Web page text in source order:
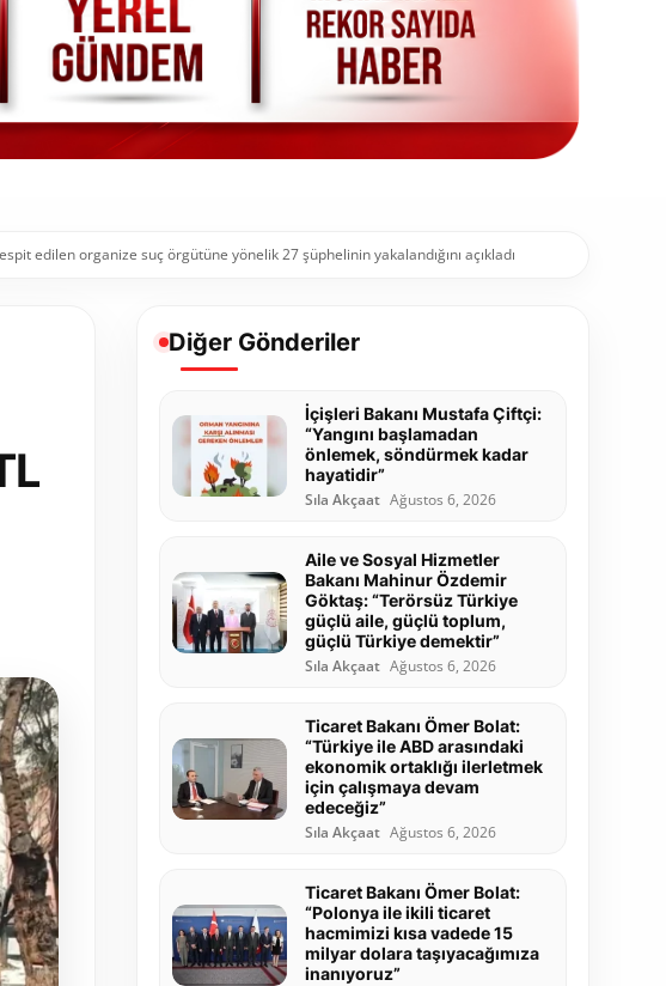
edilen organize suç örgütüne yönelik 27 şüphelinin yakalandığını açıkladı
Diğer Gönderiler
İçişleri Bakanı Mustafa Çiftçi:
“Yangını başlamadan
önlemek, söndürmek kadar
hayatidir”
Sıla Akçaat Ağustos 6, 2026
Aile ve Sosyal Hizmetler
Bakanı Mahinur Özdemir
Göktaş: “Terörsüz Türkiye
güçlü aile, güçlü toplum,
güçlü Türkiye demektir”
Sıla Akçaat Ağustos 6, 2026
Ticaret Bakanı Ömer Bolat:
“Türkiye ile ABD arasındaki
ekonomik ortaklığı ilerletmek
için çalışmaya devam
edeceğiz”
Sıla Akçaat Ağustos 6, 2026
Ticaret Bakanı Ömer Bolat:
“Polonya ile ikili ticaret
hacmimizi kısa vadede 15
milyar dolara taşıyacağımıza
inanıyoruz”